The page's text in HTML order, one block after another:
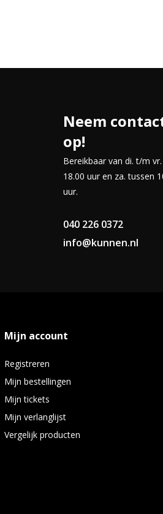
Neem
op!
Bereikbaar van di. t/m
18.00 uur en za. tussen
uur.
040 226 0372
info@kunnen.nl
Mijn account
Registreren
Mijn bestellingen
Mijn tickets
Mijn verlanglijst
Vergelijk producten